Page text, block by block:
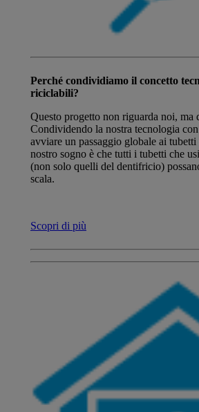
Perché condividiamo il concetto
riciclabili?
Questo progetto non riguarda noi, ma
Condividendo la nostra tecnologia
avviare un passaggio globale ai
nostro sogno è che tutti i tubetti che
(non solo quelli del dentifricio)
scala.
Scopri di più